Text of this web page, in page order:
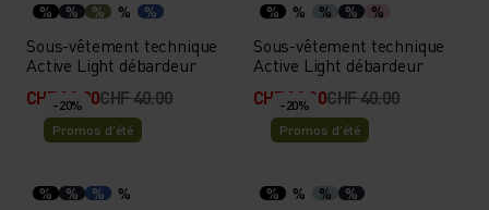
% % % % %
Sous-vêtement technique
Active Light débardeur
CHF 32.00CHF 40.00
% % % % %
Sous-vêtement technique
Active Light débardeur
CHF 32.00CHF 40.00
-20%
Promos d’été
% % % %
-20%
Promos d’été
% % % %